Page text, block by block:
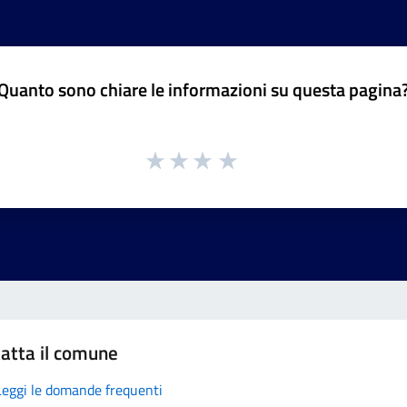
sono chiare le informazioni su questa
il comune
le domande frequenti